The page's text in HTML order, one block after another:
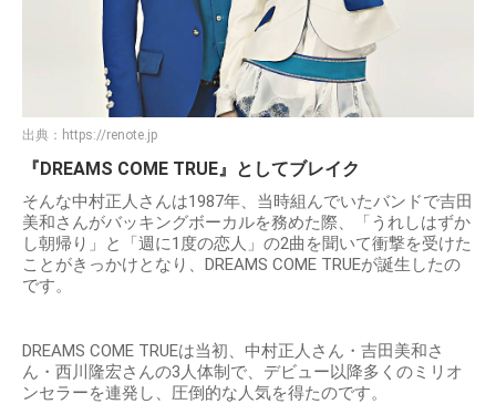
出典： https://renote.jp
『DREAMS COME TRUE』としてブレイク
そんな中村正人さんは1987年、当時組んでいたバンドで吉田
美和さんがバッキングボーカルを務めた際、「うれしはずか
し朝帰り」と「週に1度の恋人」の2曲を聞いて衝撃を受けた
ことがきっかけとなり、DREAMS COME TRUEが誕生したの
です。
DREAMS COME TRUEは当初、中村正人さん・吉田美和さ
ん・西川隆宏さんの3人体制で、デビュー以降多くのミリオ
ンセラーを連発し、圧倒的な人気を得たのです。